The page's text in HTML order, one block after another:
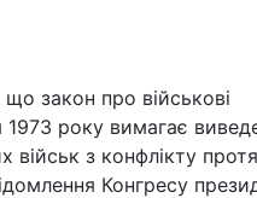
закон про військові
року вимагає
військ з конфлікту
Конгресу